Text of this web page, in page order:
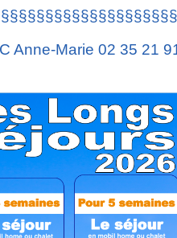
Anne-Marie 02 35 21